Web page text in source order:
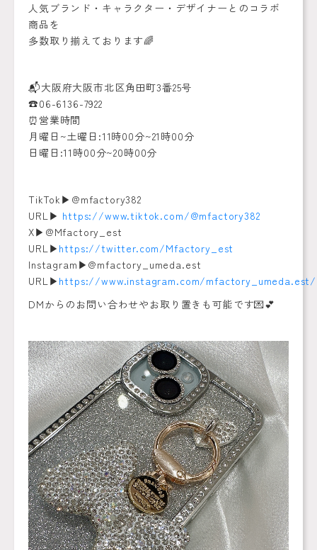
人気ブランド・キャラクター・デザイナーとのコラボ
商品を
多数取り揃えております🌈
📬大阪府大阪市北区角田町3番25号
☎️06-6136-7922
⏰営業時間
月曜日~土曜日:11時00分~21時00分
日曜日:11時00分~20時00分
TikTok▶︎@mfactory382
URL▶︎ https://www.tiktok.com/@mfactory382
X▶︎@Mfactory_est
URL▶︎ https://twitter.com/Mfactory_est
Instagram▶︎@mfactory_umeda.est
URL▶︎ https://www.instagram.com/mfactory_umeda.est/
DMからのお問い合わせやお取り置きも可能です💌💕